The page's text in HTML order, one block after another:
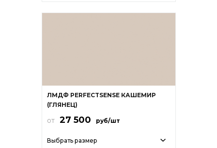
ЛМДФ PERFECTSENSE КАШЕМИР
(ГЛЯНЕЦ)
от 27 500 руб/шт
Выбрать размер